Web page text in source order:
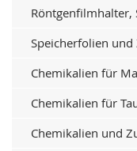
Röntgenfilmhalter,
Speicherfolien
Chemikalien für
Chemikalien für
Chemikalien und